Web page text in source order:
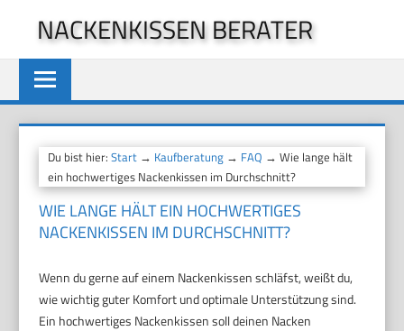
springen
NACKENKISSEN BERATER
Du bist hier:Start → Kaufberatung → FAQ → Wie lange hält
ein hochwertiges Nackenkissen im Durchschnitt?
WIE LANGE HÄLT EIN HOCHWERTIGES
NACKENKISSEN IM DURCHSCHNITT?
Wenn du gerne auf einem Nackenkissen schläfst, weißt du,
wie wichtig guter Komfort und optimale Unterstützung sind.
Ein hochwertiges Nackenkissen soll deinen Nacken